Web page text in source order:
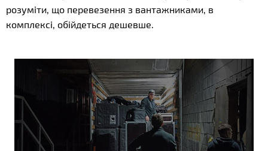
розуміти, що перевезення з вантажниками, в
комплексі, обійдеться дешевше.